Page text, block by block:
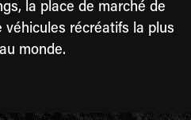
la place de marché de
récréatifs la plus
monde.